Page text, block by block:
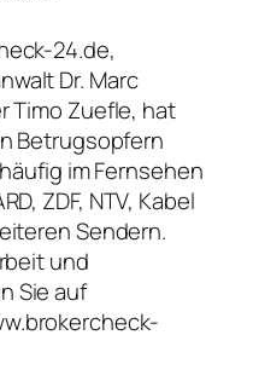
24.de,
Dr. Marc
Timo Zuefle, hat
Betrugsopfern
im Fernsehen
ZDF, NTV, Kabel
Sendern.
und
Sie auf